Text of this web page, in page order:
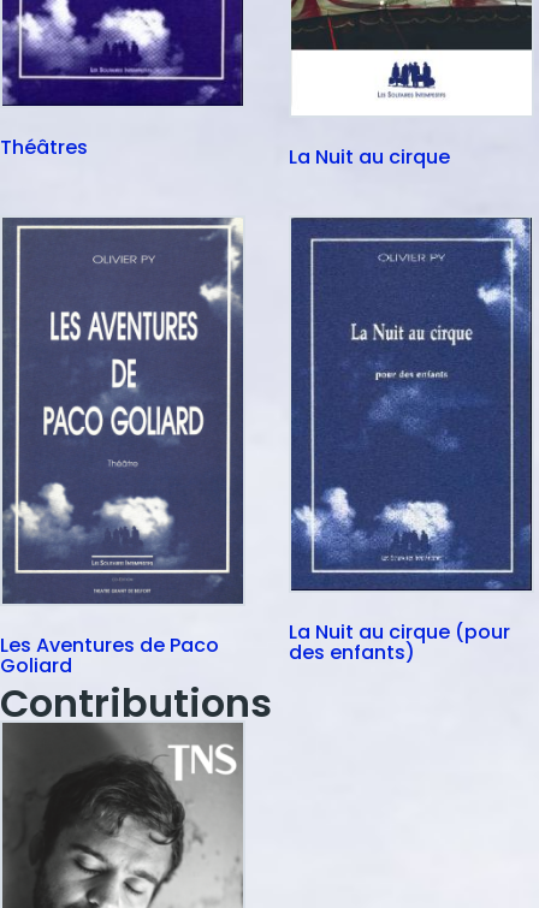
Théâtres La Nuit au cirque
Les Aventures de Paco
Goliard
La Nuit au cirque (pour
des enfants)
Contributions